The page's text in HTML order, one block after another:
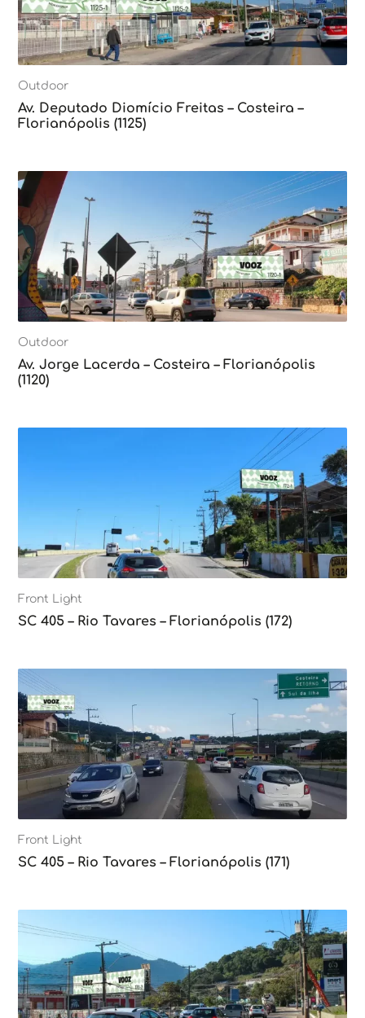
Outdoor
Av. Deputado Diomício Freitas – Costeira –
Florianópolis (1125)
Outdoor
Av. Jorge Lacerda – Costeira – Florianópolis
(1120)
Front Light
SC 405 – Rio Tavares – Florianópolis (172)
Front Light
SC 405 – Rio Tavares – Florianópolis (171)